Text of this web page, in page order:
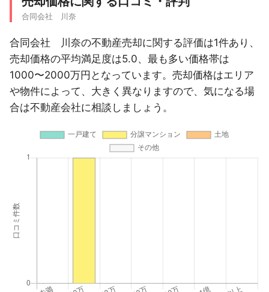
合同会社 川奈
合同会社 川奈の不動産売却に関する評価は1件あり、
売却価格の平均満足度は5.0、最も多い価格帯は
1000〜2000万円となっています。売却価格はエリア
や物件によって、大きく異なりますので、気になる場
合は不動産会社に相談しましょう。